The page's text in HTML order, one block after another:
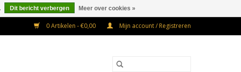
0 Artikelen - €0,00 Mijn account / Registreren
Dit bericht verbergen Meer over cookies »